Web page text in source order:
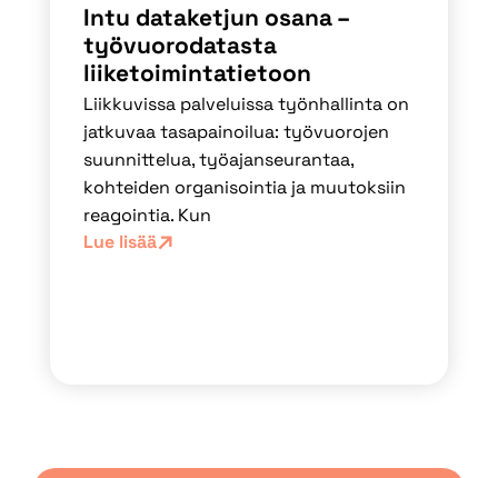
Intu dataketjun osana –
työvuorodatasta
liiketoimintatietoon
Liikkuvissa palveluissa työnhallinta on
jatkuvaa tasapainoilua: työvuorojen
suunnittelua, työajanseurantaa,
kohteiden organisointia ja muutoksiin
reagointia. Kun
Lue lisää